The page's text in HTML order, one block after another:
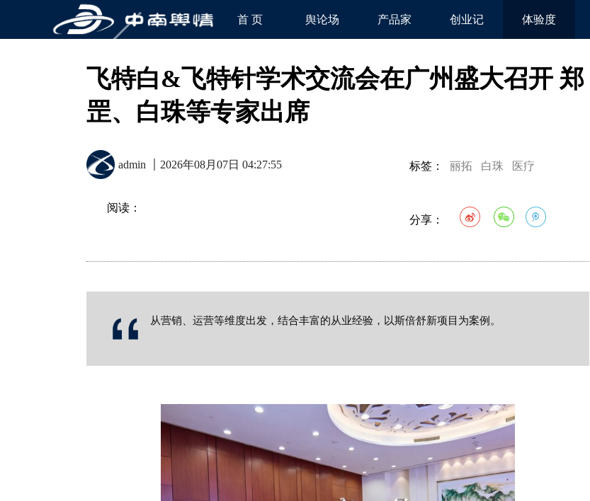
首 页 舆论场 产品家 创业记 体验度
飞特白&飞特针学术交流会在广州盛大召开 郑
罡、白珠等专家出席
admin 2026年08月07日 04:27:55
阅读：
标签： 丽拓 白珠 医疗
分享：
从营销、运营等维度出发，结合丰富的从业经验，以斯倍舒新项目为案例。